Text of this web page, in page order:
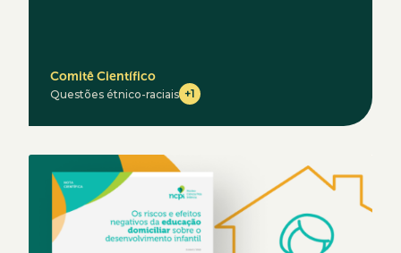
Comitê Científico
Questões étnico-raciais +1